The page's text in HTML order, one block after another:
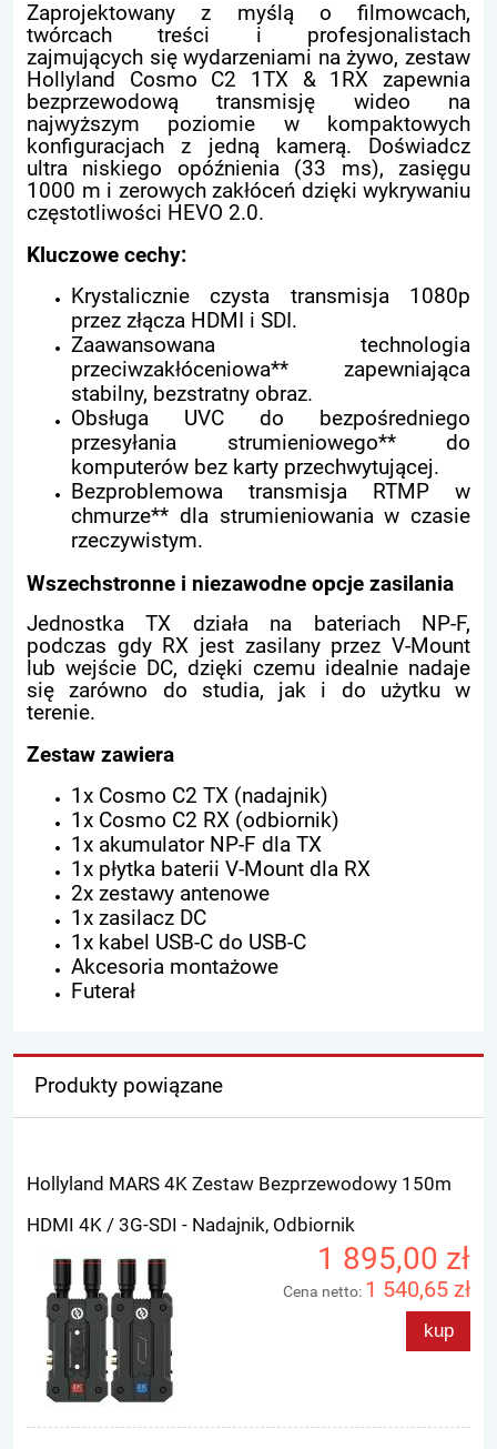
Zaprojektowany z myślą o filmowcach,
twórcach treści i profesjonalistach
zajmujących się wydarzeniami na żywo, zestaw
Hollyland Cosmo C2 1TX & 1RX zapewnia
bezprzewodową transmisję wideo na
najwyższym poziomie w kompaktowych
konfiguracjach z jedną kamerą. Doświadcz
ultra niskiego opóźnienia (33 ms), zasięgu
1000 m i zerowych zakłóceń dzięki wykrywaniu
częstotliwości HEVO 2.0.
Kluczowe cechy:
Krystalicznie czysta transmisja 1080p
przez złącza HDMI i SDI.
Zaawansowana technologia
przeciwzakłóceniowa** zapewniająca
stabilny, bezstratny obraz.
Obsługa UVC do bezpośredniego
przesyłania strumieniowego** do
komputerów bez karty przechwytującej.
Bezproblemowa transmisja RTMP w
chmurze** dla strumieniowania w czasie
rzeczywistym.
Wszechstronne i niezawodne opcje zasilania
Jednostka TX działa na bateriach NP-F,
podczas gdy RX jest zasilany przez V-Mount
lub wejście DC, dzięki czemu idealnie nadaje
się zarówno do studia, jak i do użytku w
terenie.
Zestaw zawiera
1x Cosmo C2 TX (nadajnik)
1x Cosmo C2 RX (odbiornik)
1x akumulator NP-F dla TX
1x płytka baterii V-Mount dla RX
2x zestawy antenowe
1x zasilacz DC
1x kabel USB-C do USB-C
Akcesoria montażowe
Futerał
Produkty powiązane
Hollyland MARS 4K Zestaw Bezprzewodowy 150m
HDMI 4K / 3G-SDI - Nadajnik, Odbiornik
1 895,00 zł
Cena netto: 1 540,65 zł
kup